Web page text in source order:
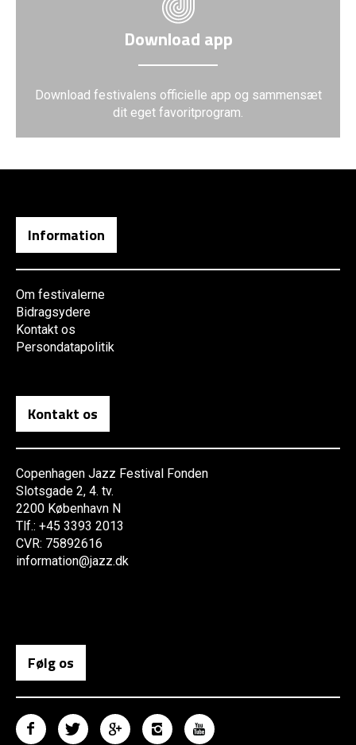
Download app
Download festivalens officielle app og sammensæt
dit eget favoritprogram.
Information
Om festivalerne
Bidragsydere
Kontakt os
Persondatapolitik
Kontakt os
Copenhagen Jazz Festival Fonden
Slotsgade 2, 4. tv.
2200 København N
Tlf.: +45 3393 2013
CVR: 75892616
information@jazz.dk
Følg os